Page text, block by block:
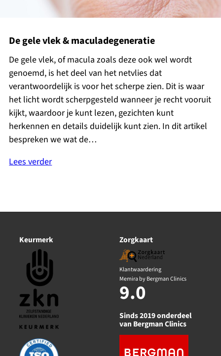
De gele vlek & maculadegeneratie
De gele vlek, of macula zoals deze ook wel wordt
genoemd, is het deel van het netvlies dat
verantwoordelijk is voor het scherpe zien. Dit is waar
het licht wordt scherpgesteld wanneer je recht vooruit
kijkt, waardoor je kunt lezen, gezichten kunt
herkennen en details duidelijk kunt zien. In dit artikel
bespreken we wat de…
Lees verder
Keurmerk Zorgkaart
Klantwaardering
Memira by Bergman Clinics
9.0
Sinds 2019 onderdeel
van Bergman Clinics